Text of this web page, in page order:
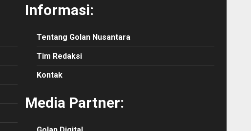
Informasi:
Tentang Golan Nusantara
Tim Redaksi
Kontak
Media Partner: